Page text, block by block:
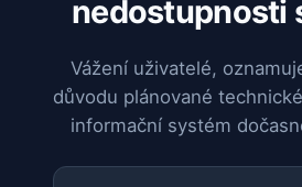
nedostupnosti
Vážení uživatelé,
důvodu plánované
informační systém